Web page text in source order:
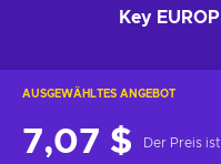
Key
AUSGEWÄHLTES ANGEBOT
7,07 $ Der Preis